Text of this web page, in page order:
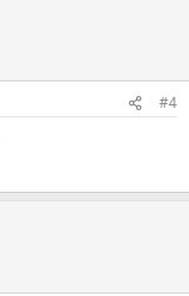
#4